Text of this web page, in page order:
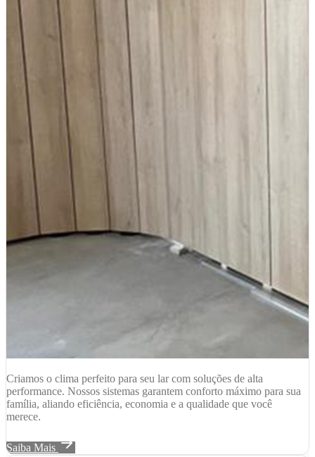
Criamos o clima perfeito para seu lar com soluções de alta
performance. Nossos sistemas garantem conforto máximo para sua
família, aliando eficiência, economia e a qualidade que você
merece.
Saiba Mais